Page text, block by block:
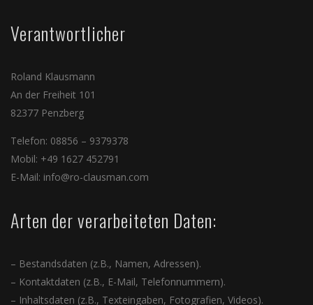
Verantwortlicher
Roland Klausmann
An der Freiheit 101
82377 Penzberg
Telefon: 08856 – 9379378
Mobil: +49 1627 452791
E-Mail: info@ro-clausman.com
Arten der verarbeiteten Daten:
– Bestandsdaten (z.B., Namen, Adressen).
– Kontaktdaten (z.B., E-Mail, Telefonnummern).
– Inhaltsdaten (z.B., Texteingaben, Fotografien, Videos).